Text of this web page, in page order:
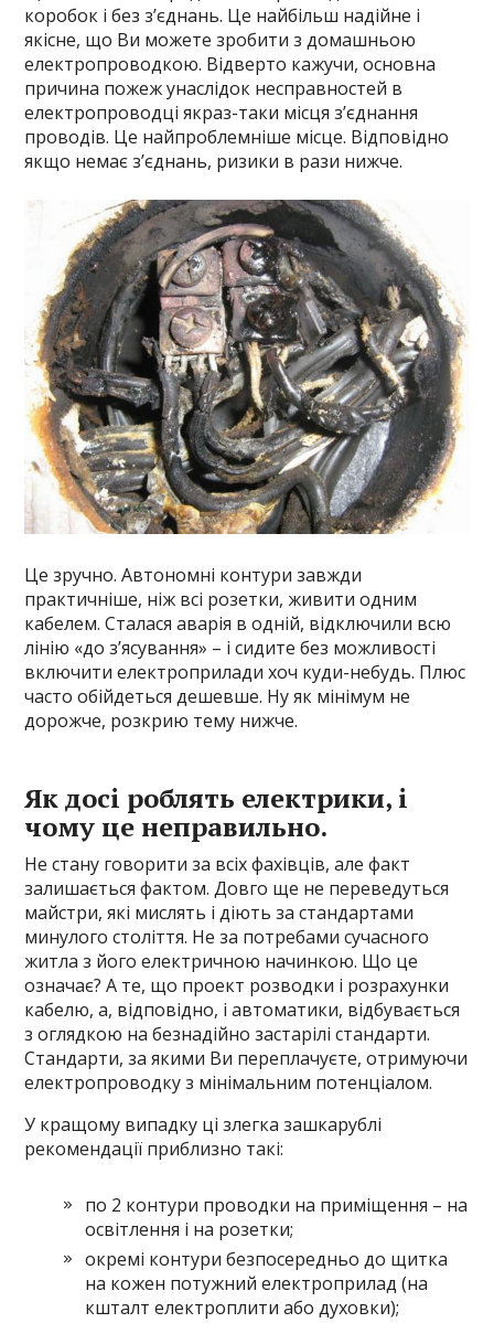
коробок і без з’єднань. Це найбільш надійне і
якісне, що Ви можете зробити з домашньою
електропроводкою. Відверто кажучи, основна
причина пожеж унаслідок несправностей в
електропроводці якраз-таки місця з’єднання
проводів. Це найпроблемніше місце. Відповідно
якщо немає з’єднань, ризики в рази нижче.
Це зручно. Автономні контури завжди
практичніше, ніж всі розетки, живити одним
кабелем. Сталася аварія в одній, відключили всю
лінію «до з’ясування» – і сидите без можливості
включити електроприлади хоч куди-небудь. Плюс
часто обійдеться дешевше. Ну як мінімум не
дорожче, розкрию тему нижче.
Як досі роблять електрики, і
чому це неправильно.
Не стану говорити за всіх фахівців, але факт
залишається фактом. Довго ще не переведуться
майстри, які мислять і діють за стандартами
минулого століття. Не за потребами сучасного
житла з його електричною начинкою. Що це
означає? А те, що проект розводки і розрахунки
кабелю, а, відповідно, і автоматики, відбувається
з оглядкою на безнадійно застарілі стандарти.
Стандарти, за якими Ви переплачуєте, отримуючи
електропроводку з мінімальним потенціалом.
У кращому випадку ці злегка зашкарублі
рекомендації приблизно такі:
по 2 контури проводки на приміщення – на
освітлення і на розетки;
окремі контури безпосередньо до щитка
на кожен потужний електроприлад (на
кшталт електроплити або духовки);